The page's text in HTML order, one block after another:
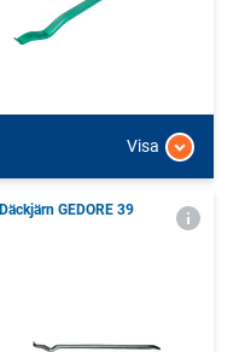
Visa
Däckjärn GEDORE 39